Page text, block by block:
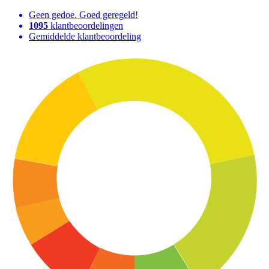
Geen gedoe. Goed geregeld!
1095 klantbeoordelingen
Gemiddelde klantbeoordeling